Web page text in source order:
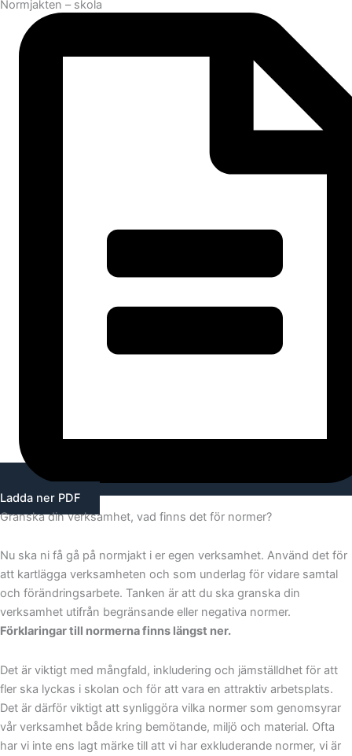
Normjakten – skola
Ladda ner PDF
Granska din verksamhet, vad finns det för normer?
Nu ska ni få gå på normjakt i er egen verksamhet. Använd det för
att kartlägga verksamheten och som underlag för vidare samtal
och förändringsarbete. Tanken är att du ska granska din
verksamhet utifrån begränsande eller negativa normer.
Förklaringar till normerna finns längst ner.
Det är viktigt med mångfald, inkludering och jämställdhet för att
fler ska lyckas i skolan och för att vara en attraktiv arbetsplats.
Det är därför viktigt att synliggöra vilka normer som genomsyrar
vår verksamhet både kring bemötande, miljö och material. Ofta
har vi inte ens lagt märke till att vi har exkluderande normer, vi är